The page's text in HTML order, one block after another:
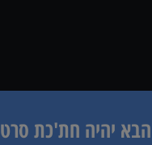
יהיה חת'כת סרט